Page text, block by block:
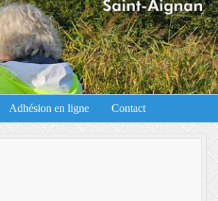
Adhésion en ligne Contact